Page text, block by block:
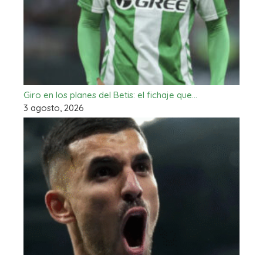
Giro en los planes del Betis: el fichaje que…
3 agosto, 2026